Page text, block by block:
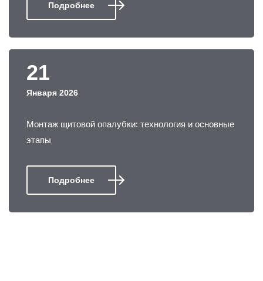
Подробнее
21
Января 2026
Монтаж щитовой опалубки: технология и основные
этапы
Подробнее